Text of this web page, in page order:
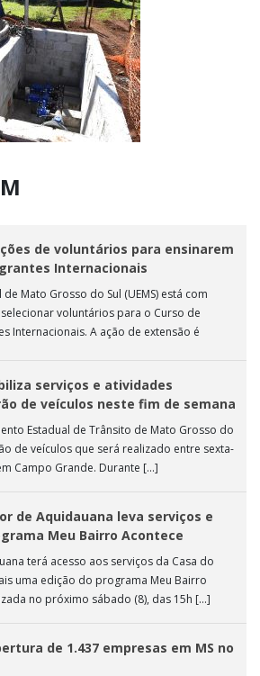
de voluntários para ensinarem
Internacionais
Mato Grosso do Sul (UEMS) está com
voluntários para o Curso de
Internacionais. A ação de extensão é
serviços e atividades
de veículos neste fim de semana
Estadual de Trânsito de Mato Grosso do
de veículos que será realizado entre sexta-
Campo Grande. Durante […]
de Aquidauana leva serviços e
Meu Bairro Acontece
terá acesso aos serviços da Casa do
uma edição do programa Meu Bairro
no próximo sábado (8), das 15h […]
de 1.437 empresas em MS no